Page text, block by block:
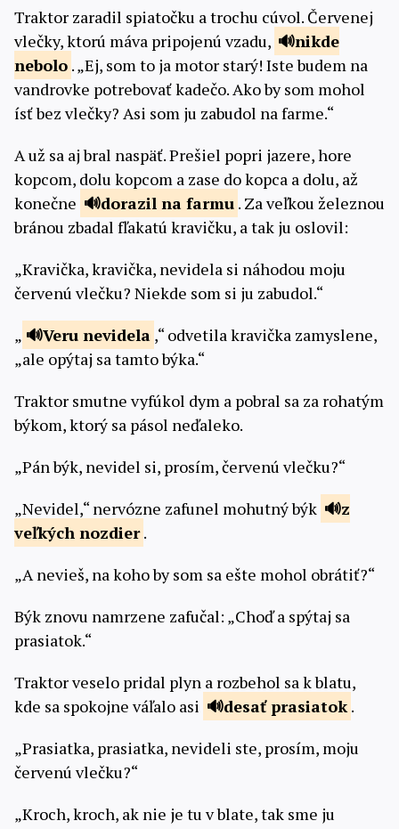
Traktor zaradil spiatočku a trochu cúvol. Červenej
vlečky, ktorú máva pripojenú vzadu,
nikde
nebolo . „Ej, som to ja motor starý! Iste budem na
vandrovke potrebovať kadečo. Ako by som mohol
ísť bez vlečky? Asi som ju zabudol na farme.“
A už sa aj bral naspäť. Prešiel popri jazere, hore
kopcom, dolu kopcom a zase do kopca a dolu, až
konečne
dorazil na farmu . Za veľkou železnou
bránou zbadal fľakatú kravičku, a tak ju oslovil:
„Kravička, kravička, nevidela si náhodou moju
červenú vlečku? Niekde som si ju zabudol.“
„
Veru nevidela ,“ odvetila kravička zamyslene,
„ale opýtaj sa tamto býka.“
Traktor smutne vyfúkol dym a pobral sa za rohatým
býkom, ktorý sa pásol neďaleko.
„Pán býk, nevidel si, prosím, červenú vlečku?“
„Nevidel,“ nervózne zafunel mohutný býk
z
veľkých nozdier .
„A nevieš, na koho by som sa ešte mohol obrátiť?“
Býk znovu namrzene zafučal: „Choď a spýtaj sa
prasiatok.“
Traktor veselo pridal plyn a rozbehol sa k blatu,
kde sa spokojne váľalo asi
desaťprasiatok .
„Prasiatka, prasiatka, nevideli ste, prosím, moju
červenú vlečku?“
„Kroch, kroch, ak nie je tu v blate, tak sme ju